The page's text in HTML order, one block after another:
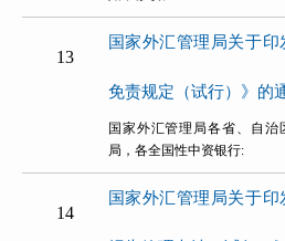
13
国家外汇管理局关于
免责规定（试行）》的
国家外汇管理局各省、自
局，各全国性中资银行:
14
国家外汇管理局关于